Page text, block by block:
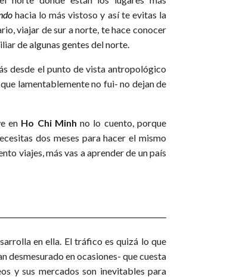
hacia lo más vistoso y así te evitas la
viajar de sur a norte, te hace conocer
de algunas gentes del norte.
desde el punto de vista antropológico
lamentablemente no fui- no dejan de
en Ho Chi Minh no lo cuento, porque
dos meses para hacer el mismo
viajes, más vas a aprender de un país
en ella. El tráfico es quizá lo que
desmesurado en ocasiones- que cuesta
y sus mercados son inevitables para